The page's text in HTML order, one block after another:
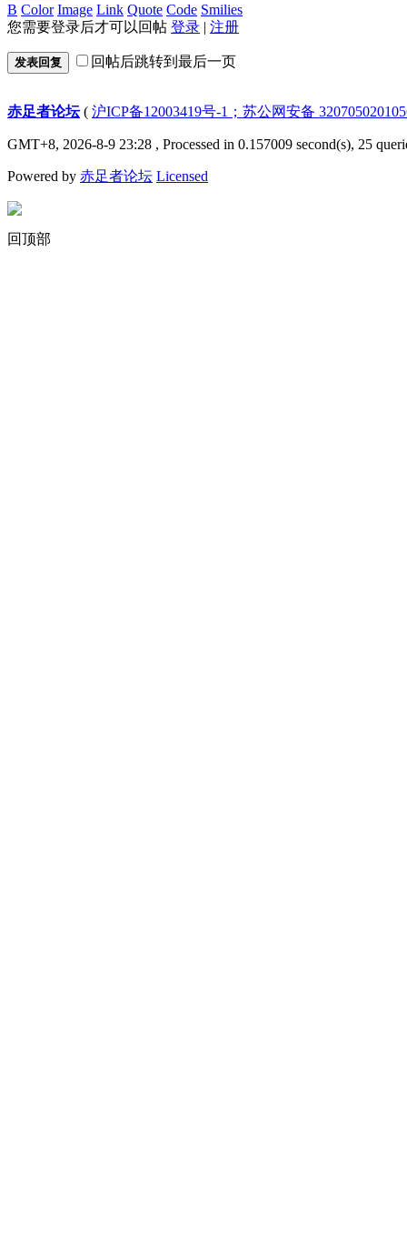
B Color Image Link Quote Code Smilies
您需要登录后才可以回帖 登录 | 注册
发表回复 回帖后跳转到最后一页
赤足者论坛( 沪ICP备12003419号-1；苏公网安备
GMT+8, 2026-8-9 23:28 , Processed in 0.157009 second(s), 25
Powered by 赤足者论坛 Licensed
回顶部